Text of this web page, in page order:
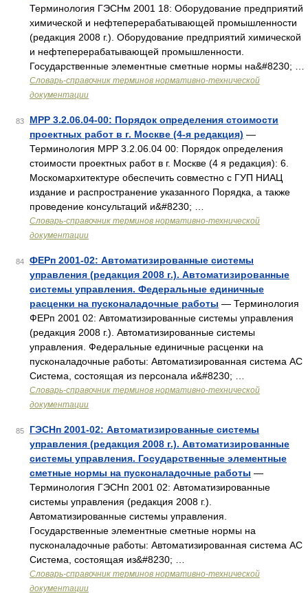
Терминология ГЭСНм 2001 18: Оборудование предприятий
химической и нефтеперерабатывающей промышленности
(редакция 2008 г.). Оборудование предприятий химической
и нефтеперерабатывающей промышленности.
Государственные элементные сметные нормы на&#8230; …
Словарь-справочник терминов нормативно-технической
документации
83
МРР 3.2.06.04-00: Порядок определения стоимости
проектных работ в г. Москве (4-я редакция) —
Терминология МРР 3.2.06.04 00: Порядок определения
стоимости проектных работ в г. Москве (4 я редакция): 6.
Москомархитектуре обеспечить совместно с ГУП НИАЦ
издание и распространение указанного Порядка, а также
проведение консультаций и&#8230; …
Словарь-справочник терминов нормативно-технической
документации
84
ФЕРп 2001-02: Автоматизированные системы
управления (редакция 2008 г.). Автоматизированные
системы управления. Федеральные единичные
расценки на пусконаладочные работы — Терминология
ФЕРп 2001 02: Автоматизированные системы управления
(редакция 2008 г.). Автоматизированные системы
управления. Федеральные единичные расценки на
пусконаладочные работы: Автоматизированная система АС
Система, состоящая из персонала и&#8230; …
Словарь-справочник терминов нормативно-технической
документации
85
ГЭСНп 2001-02: Автоматизированные системы
управления (редакция 2008 г.). Автоматизированные
системы управления. Государственные элементные
сметные нормы на пусконаладочные работы —
Терминология ГЭСНп 2001 02: Автоматизированные
системы управления (редакция 2008 г.).
Автоматизированные системы управления.
Государственные элементные сметные нормы на
пусконаладочные работы: Автоматизированная система АС
Система, состоящая из&#8230; …
Словарь-справочник терминов нормативно-технической
документации